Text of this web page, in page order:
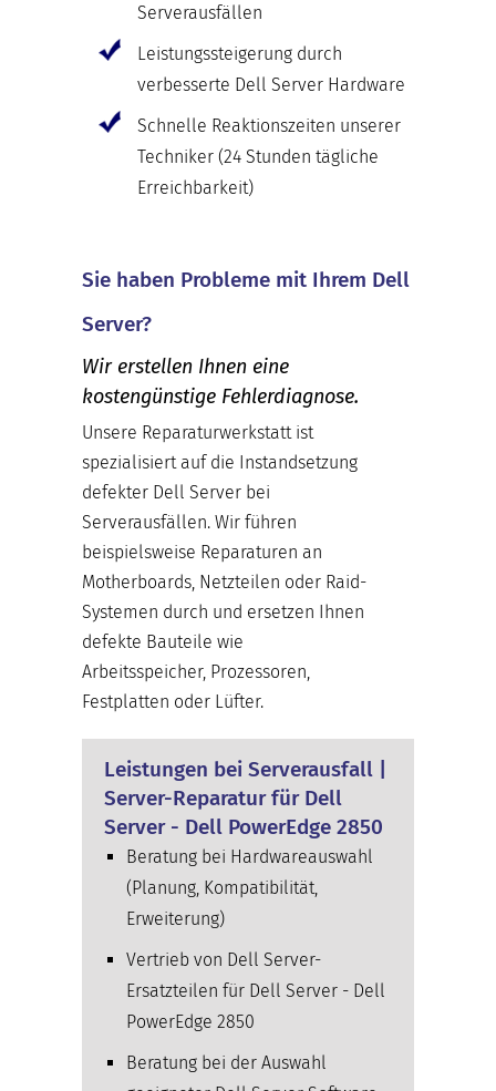
Serverausfällen
Leistungssteigerung durch
verbesserte Dell Server Hardware
Schnelle Reaktionszeiten unserer
Techniker (24 Stunden tägliche
Erreichbarkeit)
Sie haben Probleme mit Ihrem Dell
Server?
Wir erstellen Ihnen eine
kostengünstige Fehlerdiagnose.
Unsere Reparaturwerkstatt ist
spezialisiert auf die Instandsetzung
defekter Dell Server bei
Serverausfällen. Wir führen
beispielsweise Reparaturen an
Motherboards, Netzteilen oder Raid-
Systemen durch und ersetzen Ihnen
defekte Bauteile wie
Arbeitsspeicher, Prozessoren,
Festplatten oder Lüfter.
Leistungen bei Serverausfall |
Server-Reparatur für Dell
Server - Dell PowerEdge 2850
Beratung bei Hardwareauswahl
(Planung, Kompatibilität,
Erweiterung)
Vertrieb von Dell Server-
Ersatzteilen für Dell Server - Dell
PowerEdge 2850
Beratung bei der Auswahl